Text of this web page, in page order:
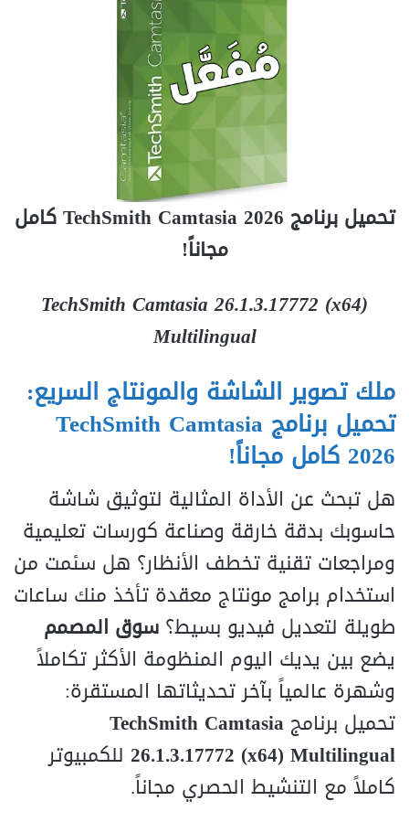
تحميل برنامج TechSmith Camtasia 2026 كامل
مجاناً!
TechSmith Camtasia 26.1.3.17772 (x64)
Multilingual
ملك تصوير الشاشة والمونتاج السريع:
تحميل برنامج TechSmith Camtasia
2026 كامل مجاناً!
هل تبحث عن الأداة المثالية لتوثيق شاشة
حاسوبك بدقة خارقة وصناعة كورسات تعليمية
ومراجعات تقنية تخطف الأنظار؟ هل سئمت من
استخدام برامج مونتاج معقدة تأخذ منك ساعات
طويلة لتعديل فيديو بسيط؟ سوق المصمم
يضع بين يديك اليوم المنظومة الأكثر تكاملاً
وشهرة عالمياً بآخر تحديثاتها المستقرة:
تحميل برنامج TechSmith Camtasia
26.1.3.17772 (x64) Multilingual للكمبيوتر
كاملاً مع التنشيط الحصري مجاناً.